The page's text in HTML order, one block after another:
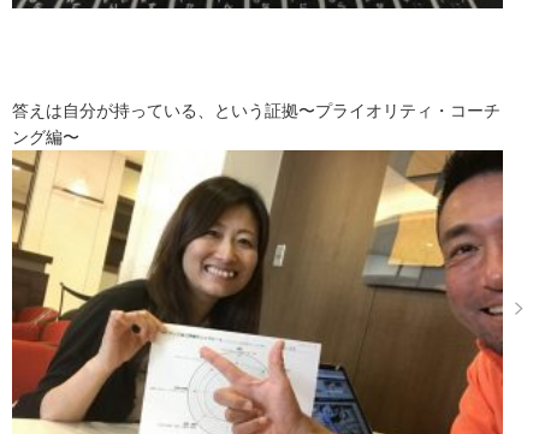
答えは自分が持っている、という証拠〜プライオリティ・コーチ
ング編〜